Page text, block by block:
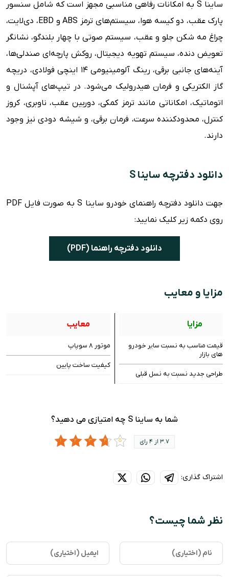
ساینا S به امکانات رفاهی مناسبی مجهز است که شامل سنسور
پارک عقب، دو کیسه هوا، سیستم‌های ترمز ABS و EBD، دی‌لایت،
چراغ مه شکن جلو و عقب، سیستم صوتی با چهار بلندگو، نشانگر
تعویض دنده، سیستم تهویه دیجیتال، روکش پارچه‌ای صندلی‌ها،
آینه‌های جانبی برقی، رینگ آلومینیومی ۱۴ اینچی فولادی، دریچه
گاز الکتریکی و فرمان هیدرولیک می‌شود. در تیپ‌های آپشنال و
اتوماتیک، امکاناتی مانند ترمز کمکی، دوربین عقب، ناوبری، کروز
کنترل، محدودکننده سرعت، فرمان برقی، و شیشه دودی نیز وجود
دارند.
دانلود دفترچه ساینا S
جهت دانلود دفترچه راهنمای خودرو ساینا S به صورت فایل PDF
روی دکمه زیر کلیک نمایید:
دانلود دفترچه راهنما (PDF)
مزایا و معایب
مزایا
قیمت مناسب به نسبت سایر خودرو
های بازار
طراحی جدید نسبت به نسل قبلی
معایب
موتور ۸ سوپاپ
کیفیت ساخت پایین
شما به ساینا S چه امتیازی می دهید؟
3.7 از 4 رای
اشتراک گذاری:
نظر شما چیست؟